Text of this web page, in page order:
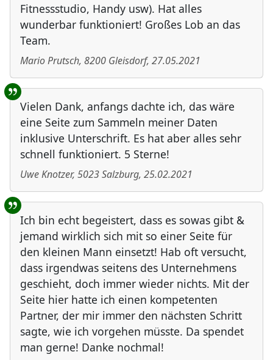
Fitnessstudio, Handy usw). Hat alles
wunderbar funktioniert! Großes Lob an das
Team.
Mario Prutsch, 8200 Gleisdorf, 27.05.2021
Vielen Dank, anfangs dachte ich, das wäre
eine Seite zum Sammeln meiner Daten
inklusive Unterschrift. Es hat aber alles sehr
schnell funktioniert. 5 Sterne!
Uwe Knotzer, 5023Salzburg, 25.02.2021
Ich bin echt begeistert, dass es sowas gibt &
jemand wirklich sich mit so einer Seite für
den kleinen Mann einsetzt! Hab oft versucht,
dass irgendwas seitens des Unternehmens
geschieht, doch immer wieder nichts. Mit der
Seite hier hatte ich einen kompetenten
Partner, der mir immer den nächsten Schritt
sagte, wie ich vorgehen müsste. Da spendet
man gerne! Danke nochmal!